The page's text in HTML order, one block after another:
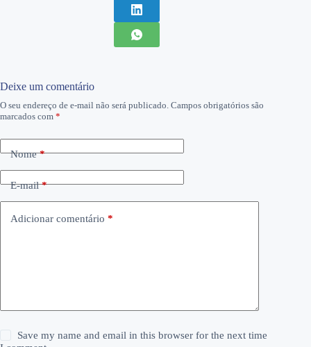
Deixe um comentário
O seu endereço de e-mail não será publicado. Campos obrigatórios são
marcados com *
Nome*
E-mail*
Adicionar comentário *
Save my name and email in this browser for the next time